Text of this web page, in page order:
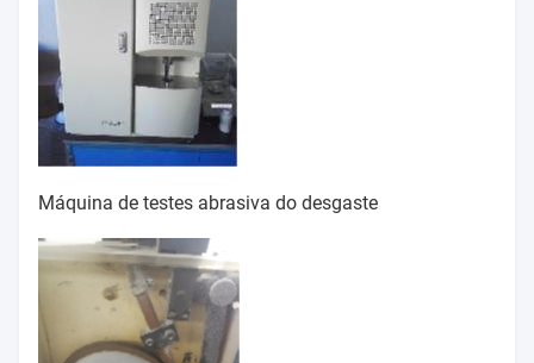
Máquina de testes abrasiva do desgaste